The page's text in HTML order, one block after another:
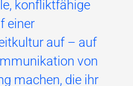
konfliktfähige
einer
auf – auf
von
machen, die ihr